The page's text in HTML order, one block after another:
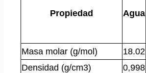
Propiedad Agua
Masa molar (g/mol) 18.02
Densidad (g/cm3)
0,998